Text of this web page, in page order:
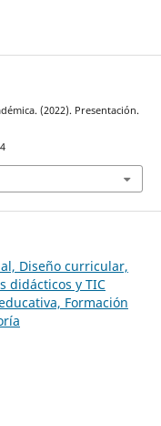
(2022). Presentación.
Diseño curricular,
didácticos y TIC
Formación